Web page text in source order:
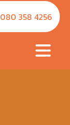
080 358 4256